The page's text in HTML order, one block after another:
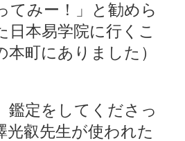
てみー！」と勧めら
日本易学院に行くこ
本町にありました）
鑑定をしてくださっ
光叡先生が使われた